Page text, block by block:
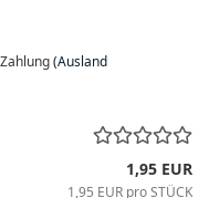
(Ausland
1,95 EUR
1,95 EUR pro STÜCK